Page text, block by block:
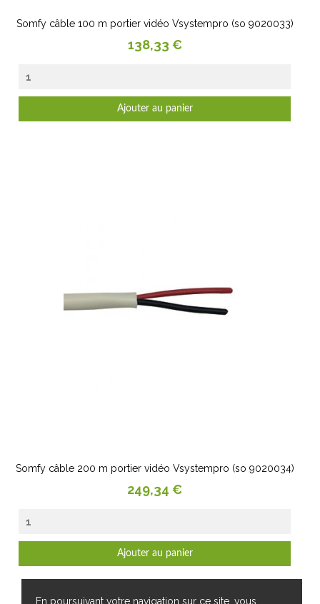
En poursuivant votre navigation sur ce site, vous
Somfy câble 100 m portier vidéo Vsystempro (so 9020033)
Prix
138,33 €
Ajouter au panier
Somfy câble 200 m portier vidéo Vsystempro (so 9020034)
Prix
249,34 €
Ajouter au panier